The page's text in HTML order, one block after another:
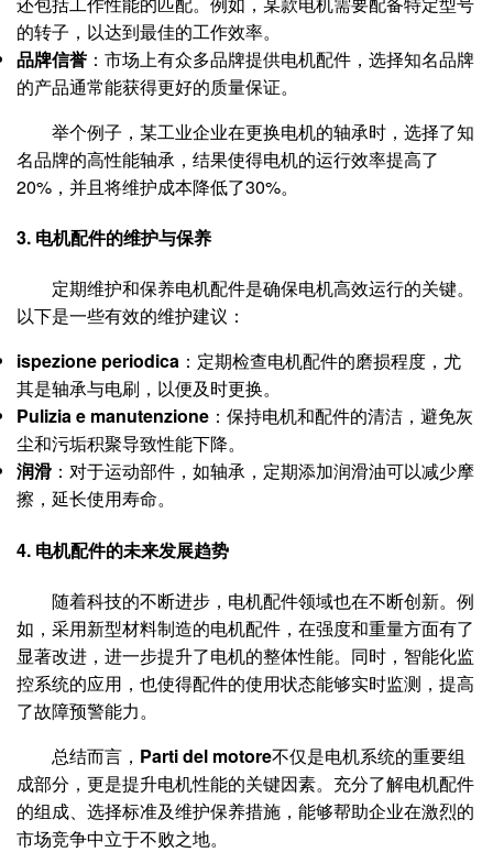
的转子，以达到最佳的工作效率。
品牌信誉 ：市场上有众多品牌提供电机配件，选择知名品牌
的产品通常能获得更好的质量保证。
举个例子，某工业企业在更换电机的轴承时，选择了知
名品牌的高性能轴承，结果使得电机的运行效率提高了
20%，并且将维护成本降低了30%。
3. 电机配件的维护与保养
定期维护和保养电机配件是确保电机高效运行的关键。
以下是一些有效的维护建议：
ispezione periodica ：定期检查电机配件的磨损程度，尤
其是轴承与电刷，以便及时更换。
Pulizia e manutenzione ：保持电机和配件的清洁，避免灰
尘和污垢积聚导致性能下降。
润滑 ：对于运动部件，如轴承，定期添加润滑油可以减少摩
擦，延长使用寿命。
4. 电机配件的未来发展趋势
随着科技的不断进步，电机配件领域也在不断创新。例
如，采用新型材料制造的电机配件，在强度和重量方面有了
显著改进，进一步提升了电机的整体性能。同时，智能化监
控系统的应用，也使得配件的使用状态能够实时监测，提高
了故障预警能力。
总结而言， Parti del motore不仅是电机系统的重要组
成部分，更是提升电机性能的关键因素。充分了解电机配件
的组成、选择标准及维护保养措施，能够帮助企业在激烈的
市场竞争中立于不败之地。